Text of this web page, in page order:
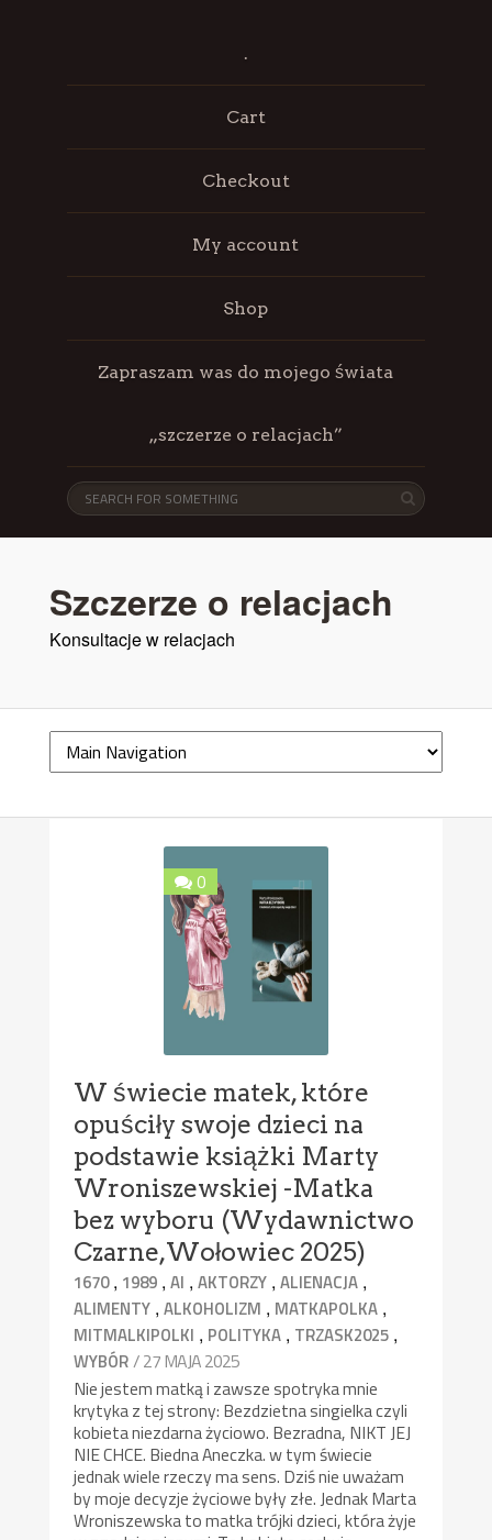
.
Cart
Checkout
My account
Shop
Zapraszam was do mojego świata
„szczerze o relacjach”
Szczerze o relacjach
Konsultacje w relacjach
0
W świecie matek, które
opuściły swoje dzieci na
podstawie książki Marty
Wroniszewskiej -Matka
bez wyboru (Wydawnictwo
Czarne,Wołowiec 2025)
1670, 1989 ,AI ,AKTORZY ,ALIENACJA ,
ALIMENTY ,ALKOHOLIZM , MATKAPOLKA ,
MITMALKIPOLKI , POLITYKA , TRZASK2025 ,
WYBÓR/ 27 MAJA 2025
Nie jestem matką i zawsze spotryka mnie
krytyka z tej strony: Bezdzietna singielka czyli
kobieta niezdarna życiowo. Bezradna, NIKT JEJ
NIE CHCE. Biedna Aneczka. w tym świecie
jednak wiele rzeczy ma sens. Dziś nie uważam
by moje decyzje życiowe były złe. Jednak Marta
Wroniszewska to matka trójki dzieci, która żyje